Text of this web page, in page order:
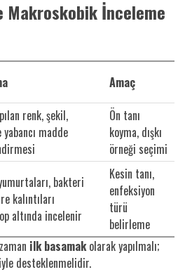
Makroskobik İnceleme
Amaç
renk, şekil,
yabancı madde
Ön tanı
koyma, dışkı
örneği seçimi
bakteri
kalıntıları
altında incelenir
Kesin tanı,
enfeksiyon
türü
belirleme
ilk basamak olarak yapılmalı;
desteklenmelidir.